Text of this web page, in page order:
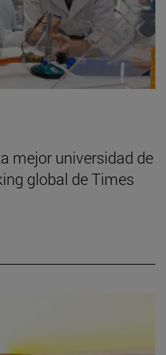
mejor universidad de
global de Times